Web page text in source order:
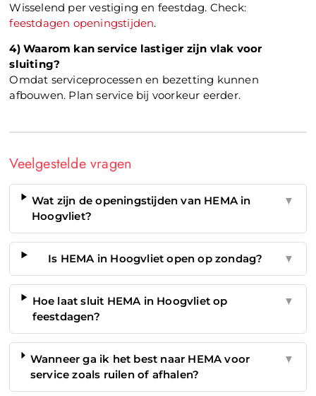
Wisselend per vestiging en feestdag. Check:
feestdagen openingstijden.
4) Waarom kan service lastiger zijn vlak voor
sluiting?
Omdat serviceprocessen en bezetting kunnen
afbouwen. Plan service bij voorkeur eerder.
Veelgestelde vragen
Wat zijn de openingstijden van HEMA in
Hoogvliet?
▼
Is HEMA in Hoogvliet open op zondag? ▼
Hoe laat sluit HEMA in Hoogvliet op
feestdagen?
▼
Wanneer ga ik het best naar HEMA voor
service zoals ruilen of afhalen?
▼